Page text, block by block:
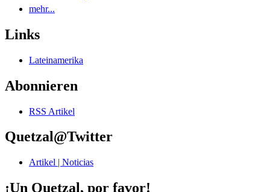
mehr...
Links
Lateinamerika
Abonnieren
RSS Artikel
Quetzal@Twitter
Artikel | Noticias
¡Un Quetzal, por favor!